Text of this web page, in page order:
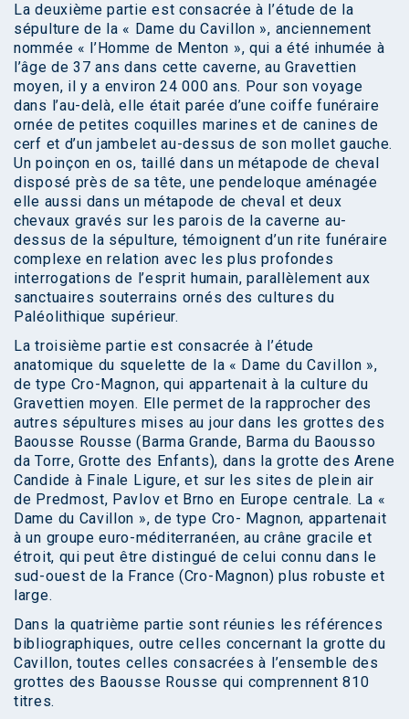
La deuxième partie est consacrée à l’étude de la
sépulture de la « Dame du Cavillon », anciennement
nommée « l’Homme de Menton », qui a été inhumée à
l’âge de 37 ans dans cette caverne, au Gravettien
moyen, il y a environ 24 000 ans. Pour son voyage
dans l’au-delà, elle était parée d’une coiffe funéraire
ornée de petites coquilles marines et de canines de
cerf et d’un jambelet au-dessus de son mollet gauche.
Un poinçon en os, taillé dans un métapode de cheval
disposé près de sa tête, une pendeloque aménagée
elle aussi dans un métapode de cheval et deux
chevaux gravés sur les parois de la caverne au-
dessus de la sépulture, témoignent d’un rite funéraire
complexe en relation avec les plus profondes
interrogations de l’esprit humain, parallèlement aux
sanctuaires souterrains ornés des cultures du
Paléolithique supérieur.
La troisième partie est consacrée à l’étude
anatomique du squelette de la « Dame du Cavillon »,
de type Cro-Magnon, qui appartenait à la culture du
Gravettien moyen. Elle permet de la rapprocher des
autres sépultures mises au jour dans les grottes des
Baousse Rousse (Barma Grande, Barma du Baousso
da Torre, Grotte des Enfants), dans la grotte des Arene
Candide à Finale Ligure, et sur les sites de plein air
de Predmost, Pavlov et Brno en Europe centrale. La «
Dame du Cavillon », de type Cro- Magnon, appartenait
à un groupe euro-méditerranéen, au crâne gracile et
étroit, qui peut être distingué de celui connu dans le
sud-ouest de la France (Cro-Magnon) plus robuste et
large.
Dans la quatrième partie sont réunies les références
bibliographiques, outre celles concernant la grotte du
Cavillon, toutes celles consacrées à l’ensemble des
grottes des Baousse Rousse qui comprennent 810
titres.